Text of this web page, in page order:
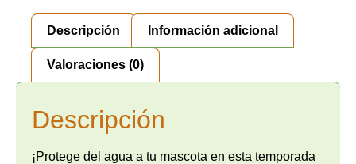
Descripción Información adicional
Valoraciones (0)
Descripción
¡Protege del agua a tu mascota en esta temporada